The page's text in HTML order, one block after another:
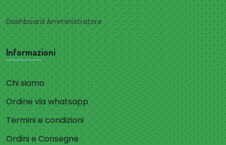
Dashboard Amministratore
Informazioni
Chi siamo
Ordine via whatsapp
Termini e condizioni
Ordini e Consegne